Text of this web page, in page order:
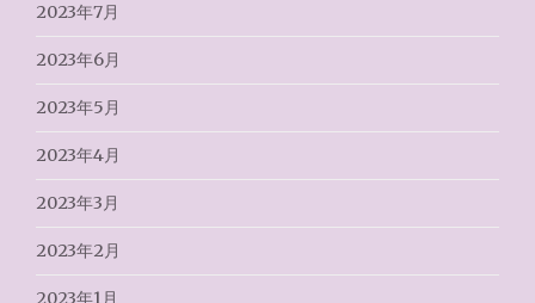
2023年7月
2023年6月
2023年5月
2023年4月
2023年3月
2023年2月
2023年1月